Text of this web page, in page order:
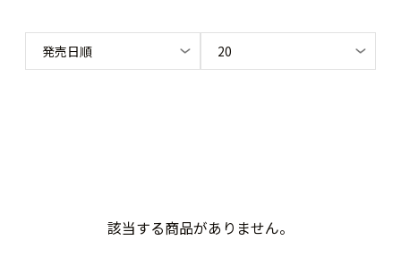
該当する商品がありません。